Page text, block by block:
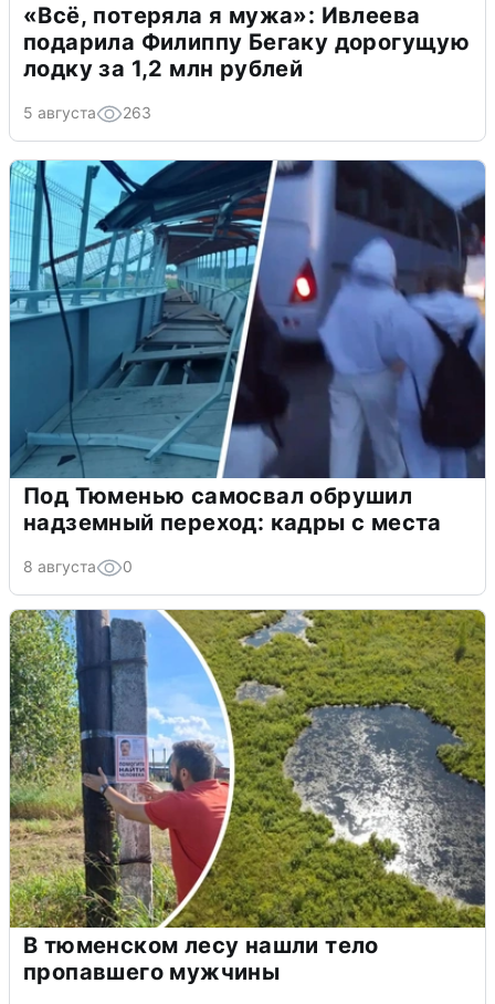
«Всё, потеряла я мужа»: Ивлеева
подарила Филиппу Бегаку дорогущую
лодку за 1,2 млн рублей
5 августа 263
Под Тюменью самосвал обрушил
надземный переход: кадры с места
8 августа 0
В тюменском лесу нашли тело
пропавшего мужчины